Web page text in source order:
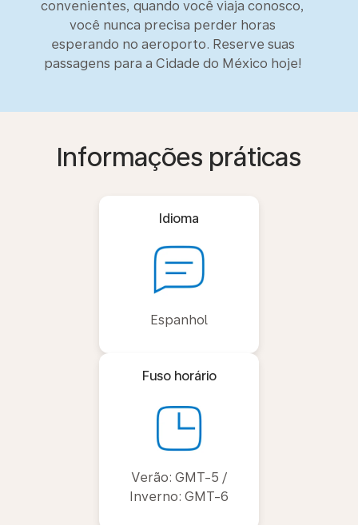
convenientes, quando você viaja conosco,
você nunca precisa perder horas
esperando no aeroporto. Reserve suas
passagens para a Cidade do México hoje!
Informações práticas
Idioma
Espanhol
Fuso horário
Verão: GMT-5 /
Inverno: GMT-6